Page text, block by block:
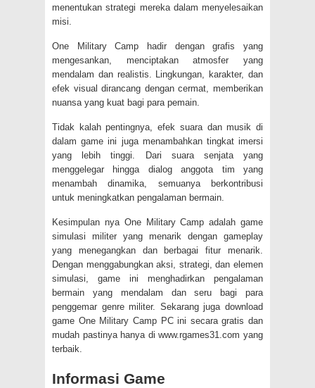
menentukan strategi mereka dalam menyelesaikan
misi.
One Military Camp hadir dengan grafis yang
mengesankan, menciptakan atmosfer yang
mendalam dan realistis. Lingkungan, karakter, dan
efek visual dirancang dengan cermat, memberikan
nuansa yang kuat bagi para pemain.
Tidak kalah pentingnya, efek suara dan musik di
dalam game ini juga menambahkan tingkat imersi
yang lebih tinggi. Dari suara senjata yang
menggelegar hingga dialog anggota tim yang
menambah dinamika, semuanya berkontribusi
untuk meningkatkan pengalaman bermain.
Kesimpulan nya One Military Camp adalah game
simulasi militer yang menarik dengan gameplay
yang menegangkan dan berbagai fitur menarik.
Dengan menggabungkan aksi, strategi, dan elemen
simulasi, game ini menghadirkan pengalaman
bermain yang mendalam dan seru bagi para
penggemar genre militer. Sekarang juga download
game One Military Camp PC ini secara gratis dan
mudah pastinya hanya di www.rgames31.com yang
terbaik.
Informasi Game